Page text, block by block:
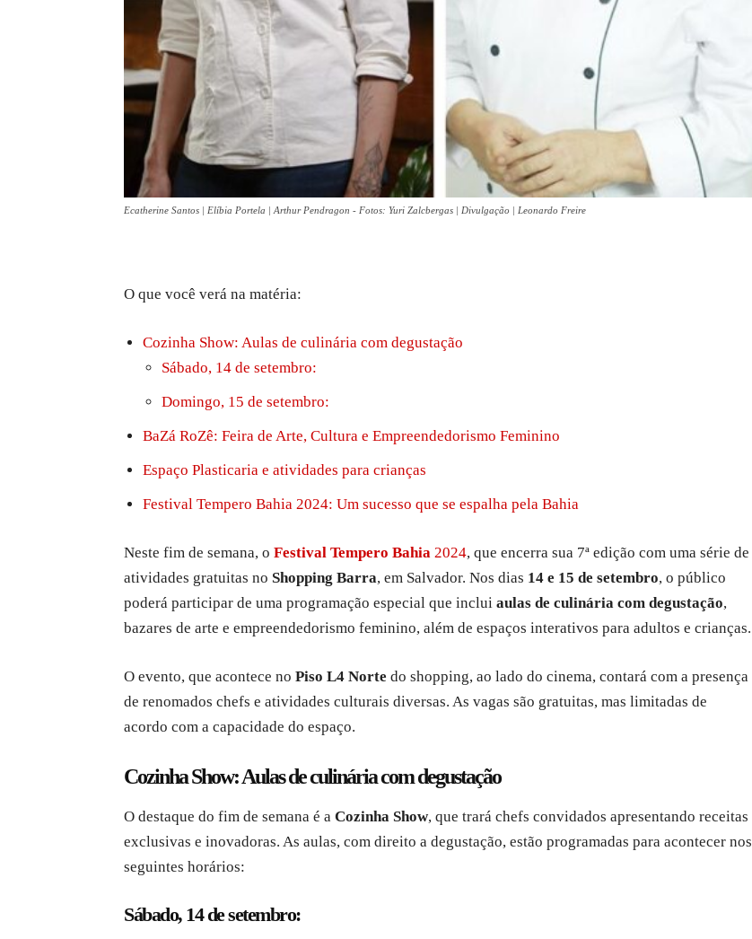
Ecatherine Santos | Elíbia Portela | Arthur Pendragon - Fotos: Yuri Zalcbergas | Divulgação | Leonardo Freire
O que você verá na matéria:
Cozinha Show: Aulas de culinária com degustação
Sábado, 14 de setembro:
Domingo, 15 de setembro:
BaZá RoZê: Feira de Arte, Cultura e Empreendedorismo Feminino
Espaço Plasticaria e atividades para crianças
Festival Tempero Bahia 2024: Um sucesso que se espalha pela Bahia
Neste fim de semana, o Festival Tempero Bahia 2024, que encerra sua 7ª edição com uma série de
atividades gratuitas no Shopping Barra, em Salvador. Nos dias 14 e 15 de setembro, o público
poderá participar de uma programação especial que inclui aulas de culinária com degustação,
bazares de arte e empreendedorismo feminino, além de espaços interativos para adultos e crianças.
O evento, que acontece no Piso L4 Norte do shopping, ao lado do cinema, contará com a presença
de renomados chefs e atividades culturais diversas. As vagas são gratuitas, mas limitadas de
acordo com a capacidade do espaço.
Cozinha Show: Aulas de culinária com degustação
O destaque do fim de semana é a Cozinha Show, que trará chefs convidados apresentando receitas
exclusivas e inovadoras. As aulas, com direito a degustação, estão programadas para acontecer nos
seguintes horários:
Sábado, 14 de setembro: